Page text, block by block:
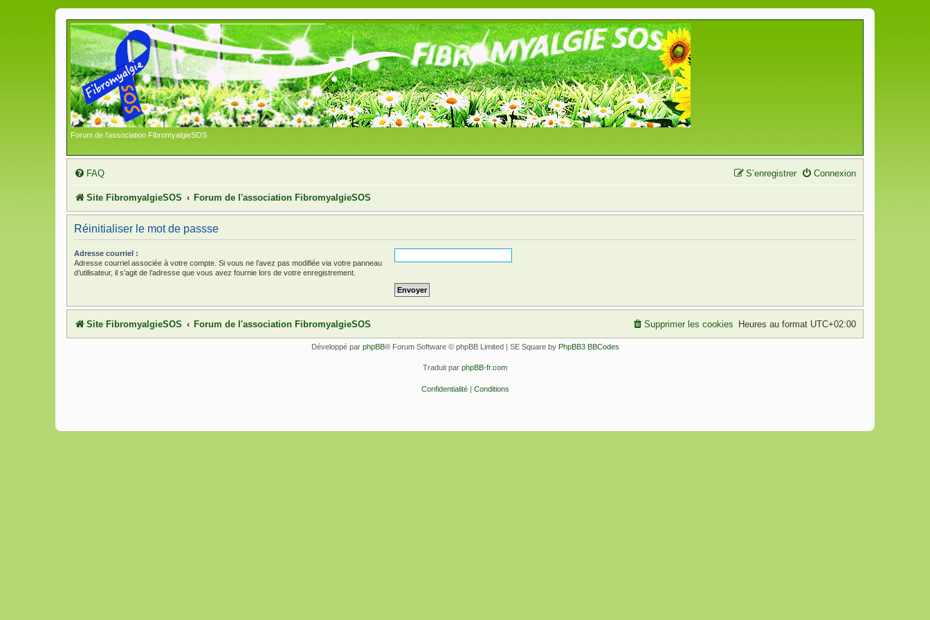
Forum de l'association FibromyalgieSOS
FAQ Connexion
S’enregistrer
Site FibromyalgieSOS Forum de l'association FibromyalgieSOS
Réinitialiser le mot de passse
Adresse courriel :
Adresse courriel associée à votre compte. Si vous ne l’avez pas modifiée via votre panneau
d’utilisateur, il s’agit de l’adresse que vous avez fournie lors de votre enregistrement.
Site FibromyalgieSOS Forum de l'association FibromyalgieSOS Heures au format UTC+02:00
Supprimer les cookies
Développé par phpBB® Forum Software © phpBB Limited | SE Square by PhpBB3 BBCodes
Traduit par phpBB-fr.com
Confidentialité| Conditions